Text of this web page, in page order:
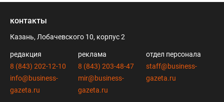
контакты
Казань, Лобачевского 10, корпус 2
редакция
8 (843) 202-12-10
info@business-
gazeta.ru
реклама
8 (843) 203-48-47
mir@business-
gazeta.ru
отдел персонала
staff@business-
gazeta.ru